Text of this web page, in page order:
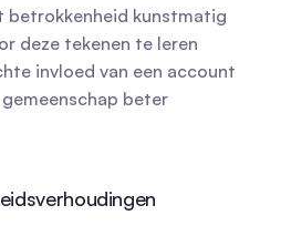
betrokkenheid kunstmatig
deze tekenen te leren
invloed van een account
beter